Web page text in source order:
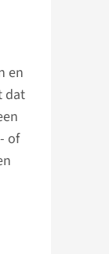
en
dat
of